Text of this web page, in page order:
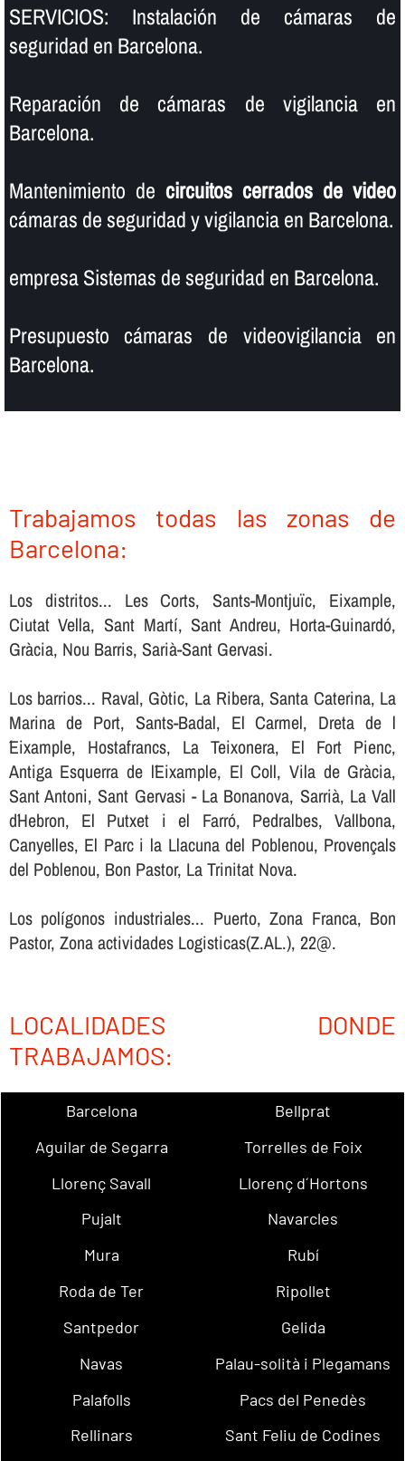
SERVICIOS: Instalación de cámaras de
seguridad en Barcelona.
Reparación de cámaras de vigilancia en
Barcelona.
Mantenimiento de circuitos cerrados de video
cámaras de seguridad y vigilancia en Barcelona.
empresa Sistemas de seguridad en Barcelona.
Presupuesto cámaras de videovigilancia en
Barcelona.
Trabajamos todas las zonas de
Barcelona:
Los distritos... Les Corts, Sants-Montjuïc, Eixample,
Ciutat Vella, Sant Martí, Sant Andreu, Horta-Guinardó,
Gràcia, Nou Barris, Sarià-Sant Gervasi.
Los barrios... Raval, Gòtic, La Ribera, Santa Caterina, La
Marina de Port, Sants-Badal, El Carmel, Dreta de l
´Eixample, Hostafrancs, La Teixonera, El Fort Pienc,
Antiga Esquerra de l´Eixample, El Coll, Vila de Gràcia,
Sant Antoni, Sant Gervasi - La Bonanova, Sarrià, La Vall
d´Hebron, El Putxet i el Farró, Pedralbes, Vallbona,
Canyelles, El Parc i la Llacuna del Poblenou, Provençals
del Poblenou, Bon Pastor, La Trinitat Nova.
Los polígonos industriales... Puerto, Zona Franca, Bon
Pastor, Zona actividades Logisticas(Z.AL.), 22@.
LOCALIDADES DONDE
TRABAJAMOS:
Barcelona
Bellprat
Aguilar de Segarra
Torrelles de Foix
Llorenç Savall
Llorenç d´Hortons
Pujalt
Navarcles
Mura
Rubí
Roda de Ter
Ripollet
Santpedor
Gelida
Navas
Palau-solità i Plegamans
Palafolls
Pacs del Penedès
Rellinars
Sant Feliu de Codines